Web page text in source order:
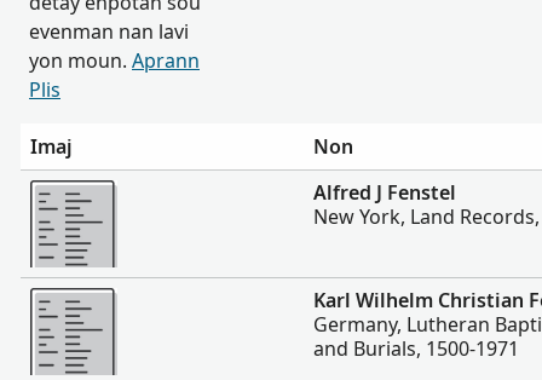
evenman nan lavi
yon moun. Aprann
Plis
Imaj
Non
Plis
Alfred J Fenstel
New York, Land
Plis
Karl Wilhelm Christian
Germany, Lutheran
and Burials, 1500-1971